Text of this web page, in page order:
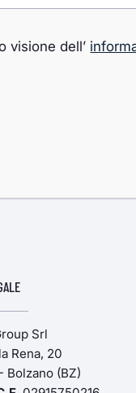
visione dell’
Srl
Rena, 20
Bolzano (BZ)